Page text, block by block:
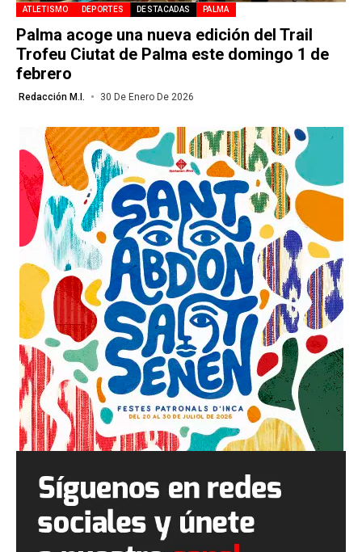
ATLETISMO DEPORTES DESTACADAS PALMA
Palma acoge una nueva edición del Trail
Trofeu Ciutat de Palma este domingo 1 de
febrero
Redacción M.I. 30 De Enero De 2026